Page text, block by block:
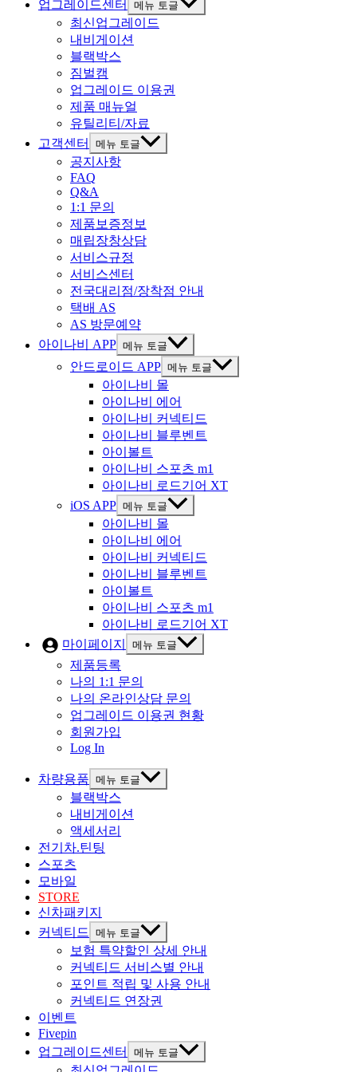
업그레이드센터 메뉴 토글
최신업그레이드
내비게이션
블랙박스
짐벌캠
업그레이드 이용권
제품 매뉴얼
유틸리티/자료
고객센터
메뉴 토글
공지사항
FAQ
Q&A
1:1 문의
제품보증정보
매립장창상담
서비스규정
서비스센터
전국대리점/장착점 안내
택배 AS
AS 방문예약
아이나비 APP 메뉴 토글
안드로이드 APP 메뉴 토글
아이나비 몰
아이나비 에어
아이나비 커넥티드
아이나비 블루벤트
아이볼트
아이나비 스포츠 m1
아이나비 로드기어 XT
iOS APP 메뉴 토글
아이나비 몰
아이나비 에어
아이나비 커넥티드
아이나비 블루벤트
아이볼트
아이나비 스포츠 m1
아이나비 로드기어 XT
마이페이지
메뉴 토글
제품등록
나의 1:1 문의
나의 온라인상담 문의
업그레이드 이용권 현황
회원가입
Log In
차량용품 메뉴 토글
블랙박스
내비게이션
액세서리
전기차.틴팅
스포츠
모바일
STORE
신차패키지
커넥티드
메뉴 토글
보험 특약할인 상세 안내
커넥티드 서비스별 안내
포인트 적립 및 사용 안내
커넥티드 연장권
이벤트
Fivepin
업그레이드센터
메뉴 토글